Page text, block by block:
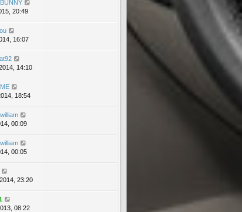
20:49
16:07
14:10
18:54
00:09
00:05
23:20
08:22